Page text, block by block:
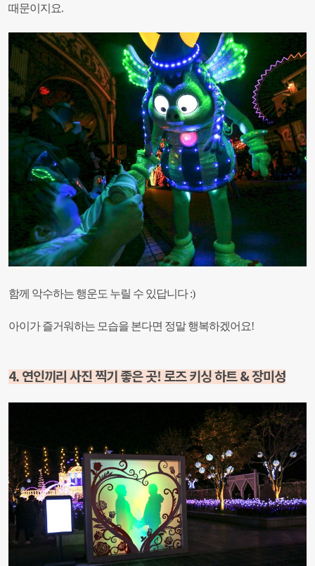
때문이지요.
함께 악수하는 행운도 누릴 수 있답니다 :)
아이가 즐거워하는 모습을 본다면 정말 행복하겠어요!
4. 연인끼리 사진 찍기 좋은 곳! 로즈 키싱 하트 & 장미성